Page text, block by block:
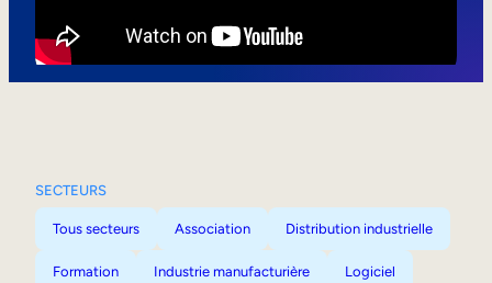
SECTEURS
Tous secteurs Association Distribution industrielle
Formation Industrie manufacturière Logiciel